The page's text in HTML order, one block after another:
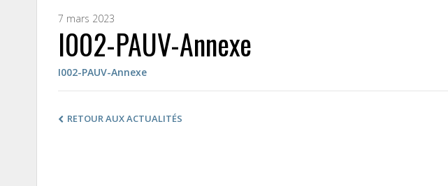
7 mars 2023
I002-PAUV-Annexe
I002-PAUV-Annexe
RETOUR AUX ACTUALITÉS